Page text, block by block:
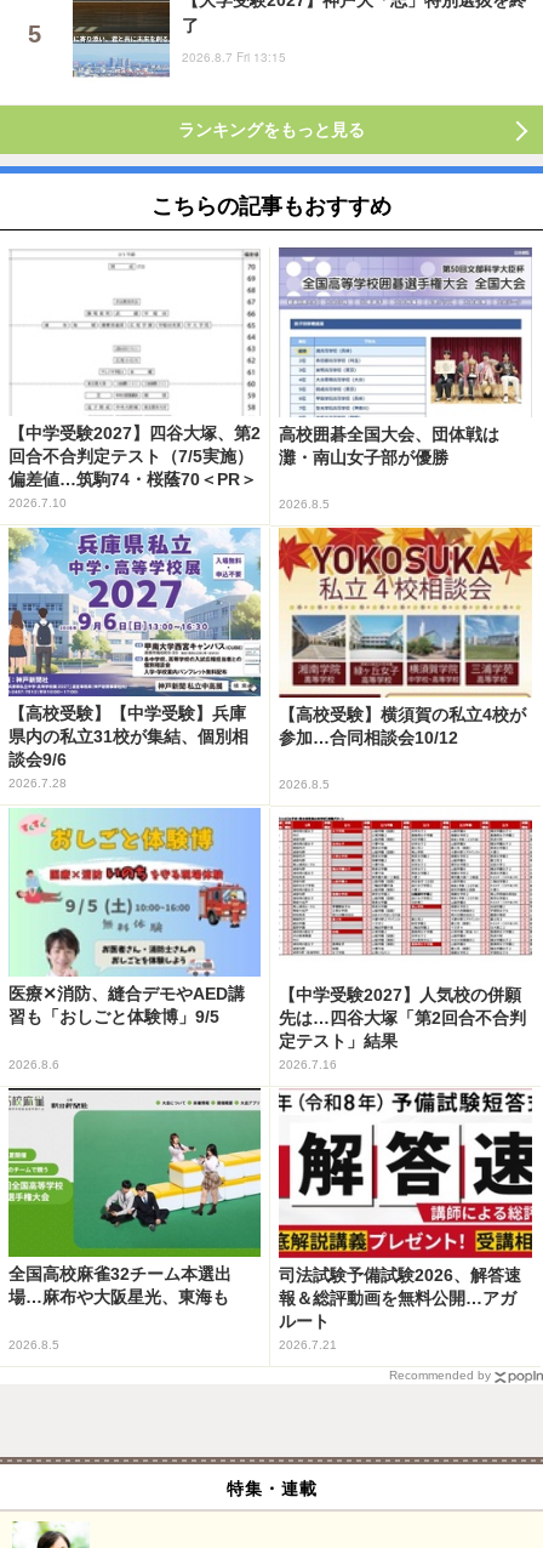
了
2026.8.7 Fri 13:15
ランキングをもっと見る
こちらの記事もおすすめ
【中学受験2027】四谷大塚、第2
回合不合判定テスト（7/5実施）
偏差値…筑駒74・桜蔭70＜PR＞
2026.7.10
高校囲碁全国大会、団体戦は
灘・南山女子部が優勝
2026.8.5
【高校受験】【中学受験】兵庫
県内の私立31校が集結、個別相
談会9/6
2026.7.28
【高校受験】横須賀の私立4校が
参加…合同相談会10/12
2026.8.5
医療✕消防、縫合デモやAED講
習も「おしごと体験博」9/5
2026.8.6
【中学受験2027】人気校の併願
先は…四谷大塚「第2回合不合判
定テスト」結果
2026.7.16
全国高校麻雀32チーム本選出
場…麻布や大阪星光、東海も
2026.8.5
司法試験予備試験2026、解答速
報＆総評動画を無料公開…アガ
ルート
2026.7.21
Recommended by
特集・連載